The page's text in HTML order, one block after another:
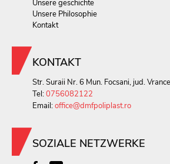
Unsere geschichte
Unsere Philosophie
Kontakt
KONTAKT
Str. Suraii Nr. 6 Mun. Focsani, jud.
Tel:0756082122
Email:office@dmfpoliplast.ro
SOZIALE NETZWERKE